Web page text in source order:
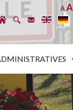
AA